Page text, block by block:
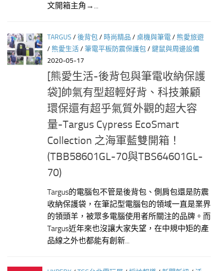
文開箱主角→...
TARGUS /後背包/ 時尚精品 /桌機與筆電/ 熊愛旅遊
/ 熊愛生活/筆電平板防震保護包/鍵鼠與周邊設備
2020-05-17
[熊愛生活-後背包與筆電收納保護
袋]帥氣有型超輕好背、科技兼顧
環保還有超乎氣質外觀的超大容
量-Targus Cypress EcoSmart
Collection 之海軍藍雙開箱！
(TBB58601GL-70與TBS64601GL-
70)
Targus的電腦包不管是後背包、側肩包還是防震
收納保護袋，在筆記型電腦包的領域一直是業界
的領頭羊，被眾多電腦使用者所關注的品牌。而
Targus近年來也沒讓大家失望，在中規中矩的產
品線之外也都能有創新...